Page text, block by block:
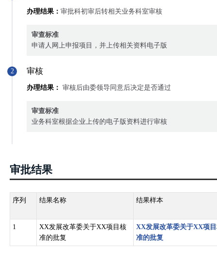
办理结果： 审批科初审后转相关业务科室审核
审查标准
申请人网上申报项目，并上传相关资料电子版
2 审核
办理结果： 审核后由委领导同意后决定是否通过
审查标准
业务科室根据企业上传的电子版资料进行审核
审批结果
序列 结果名称 结果样本
1
XX发展改革委关于XX项目核
准的批复
XX发展改革委关于XX项
准的批复